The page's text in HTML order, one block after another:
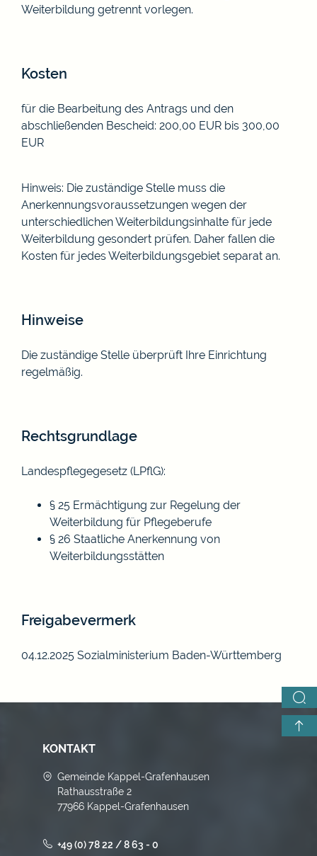
Weiterbildung getrennt vorlegen.
Kosten
für die Bearbeitung des Antrags und den
abschließenden Bescheid: 200,00 EUR bis 300,00
EUR
Hinweis: Die zuständige Stelle muss die
Anerkennungsvoraussetzungen wegen der
unterschiedlichen Weiterbildungsinhalte für jede
Weiterbildung gesondert prüfen. Daher fallen die
Kosten für jedes Weiterbildungsgebiet separat an.
Hinweise
Die zuständige Stelle überprüft Ihre Einrichtung
regelmäßig.
Rechtsgrundlage
Landespflegegesetz (LPflG):
§ 25 Ermächtigung zur Regelung der
Weiterbildung für Pflegeberufe
§ 26 Staatliche Anerkennung von
Weiterbildungsstätten
Freigabevermerk
04.12.2025 Sozialministerium Baden-Württemberg
KONTAKT
Gemeinde Kappel-Grafenhausen
Rathausstraße 2
77966 Kappel-Grafenhausen
+49 (0) 78 22 / 8 63 - 0